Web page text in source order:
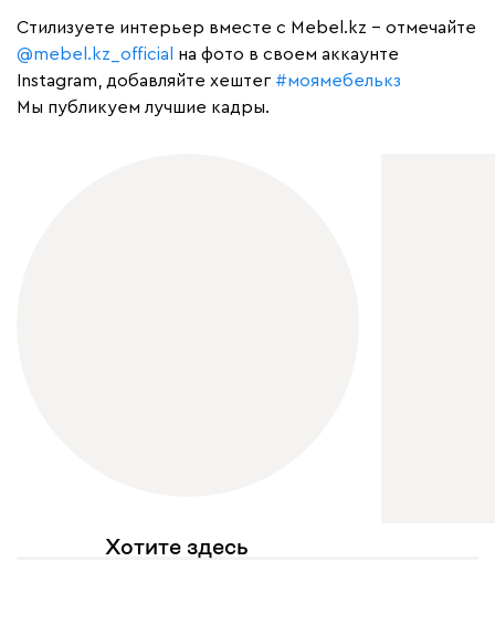
Cтилизуете интерьер вместе с Mebel.kz – отмечайте
@mebel.kz_official
на фото в своем аккаунте
Instagram, добавляйте хештег #моямебелькз
Мы публикуем лучшие кадры.
Хотите здесь